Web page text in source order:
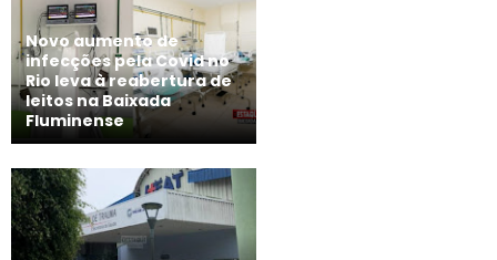
Novo aumento de
infecções pela Covid no
Rio leva à reabertura de
leitos na Baixada
Fluminense